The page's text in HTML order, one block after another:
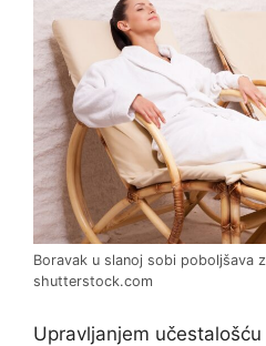
Boravak u slanoj sobi poboljšava
shutterstock.com
Upravljanjem